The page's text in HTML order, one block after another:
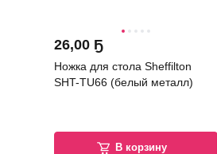
26,00 Ҕ
Ножка для стола Sheffilton
SHT-TU66 (белый металл)
В корзину